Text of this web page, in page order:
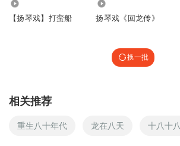
【扬琴戏】打蛮船 扬琴戏《回龙传》
换一批
相关推荐
重生八十年代 龙在八天 十八十八